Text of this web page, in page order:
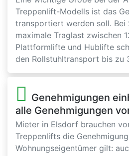
Treppenlift-Modells ist das
transportiert werden soll.
maximale Traglast zwischen
Plattformlifte und Hublifte
den Rollstuhltransport bis zu
Genehmigungen
alle Genehmigungen
Mieter in Elsdorf brauchen
Treppenlifts die
Wohnungseigentümer gilt: